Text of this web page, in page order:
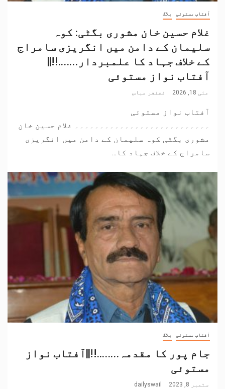
آفتاب مستوئی بلاگ
غلام حسین خان مشوری بگٹی: کوہ
سلیمان کے دامن میں انگریزی سامراج
کے خلاف جہاد کا علمبردار…….!!||
آفتاب نواز مستوئی
مئی 18, 2026 غضنفر عباس
آفتاب نواز مستوئی
۔۔۔۔۔۔۔۔۔۔۔۔۔۔۔۔۔۔۔۔۔۔۔۔۔۔۔ غلام حسین خان
مشوری بگٹی کوہ سلیمان کے دامن میں انگریزی
سامراج کے خلاف جہاد کا...
آفتاب مستوئی بلاگ
جام پور کا مقدمہ……..!!||آفتاب نواز
مستوئی
ستمبر 8, 2023 dailyswail